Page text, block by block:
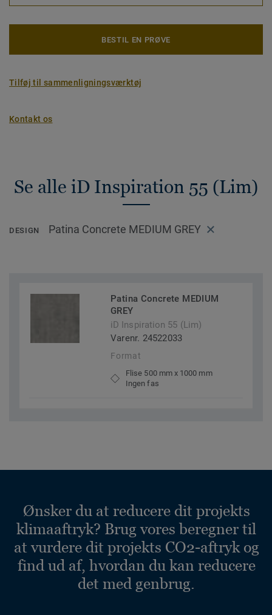
BESTIL EN PRØVE
Tilføj til sammenligningsværktøj
Kontakt os
Se alle iD Inspiration 55 (Lim)
DESIGN Patina Concrete MEDIUM GREY
Patina Concrete MEDIUM
GREY
iD Inspiration 55 (Lim)
Varenr. 24522033
Format
Flise 500 mm x 1000 mm
Ingen fas
Ønsker du at reducere dit projekts
klimaaftryk? Brug vores beregner til
at vurdere dit projekts CO2-aftryk og
find ud af, hvordan du kan reducere
det med genbrug.